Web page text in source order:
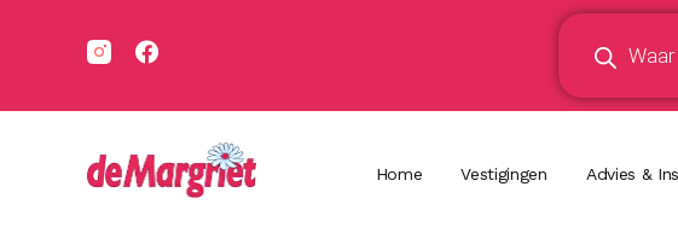
Home Vestigingen Advies &